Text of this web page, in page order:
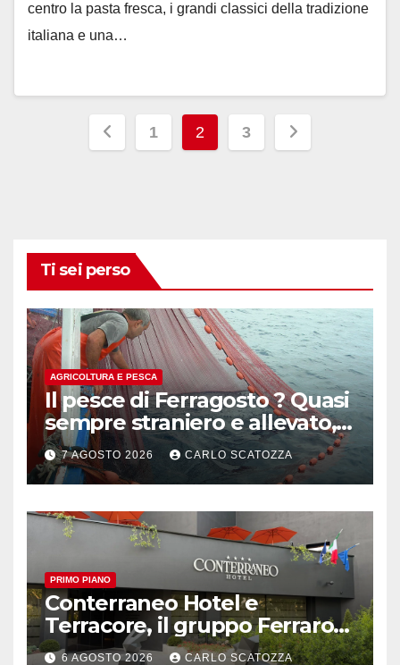
centro la pasta fresca, i grandi classici della tradizione
italiana e una…
Paginazione
1 2 3
Ti sei perso
AGRICOLTURA E PESCA
Il pesce di Ferragosto ? Quasi
sempre straniero e allevato,
in sofferenza
7 AGOSTO 2026 CARLO SCATOZZA
PRIMO PIANO
Conterraneo Hotel e
Terracore, il gruppo Ferraro
amplia l’ ospitalità e il gusto
6 AGOSTO 2026 CARLO SCATOZZA